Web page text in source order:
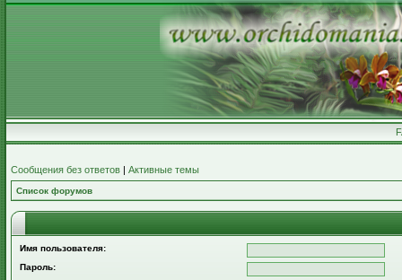
Сообщения без ответов | Активные темы
Список форумов
Имя пользователя:
Пароль: